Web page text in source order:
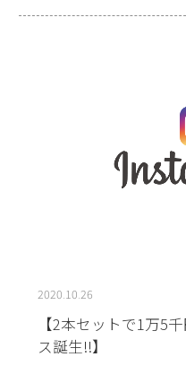
2020.10.26
【2本セットで1万5
ス誕生!!】